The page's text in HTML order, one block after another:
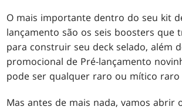
O mais importante dentro do seu kit
lançamento são os seis boosters que
para construir seu deck selado, além
promocional de Pré-lançamento
pode ser qualquer raro ou mítico raro
Mas antes de mais nada, vamos abrir